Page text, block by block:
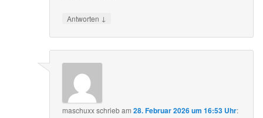
Antworten ↓
maschuxxschriebam28. Februar 2026 um 16:53 Uhr: